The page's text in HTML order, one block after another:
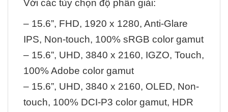
Với các tùy chọn độ phân giải:
– 15.6”, FHD, 1920 x 1280, Anti-Glare
IPS, Non-touch, 100% sRGB color gamut
– 15.6”, UHD, 3840 x 2160, IGZO, Touch,
100% Adobe color gamut
– 15.6”, UHD, 3840 x 2160, OLED, Non-
touch, 100% DCI-P3 color gamut, HDR